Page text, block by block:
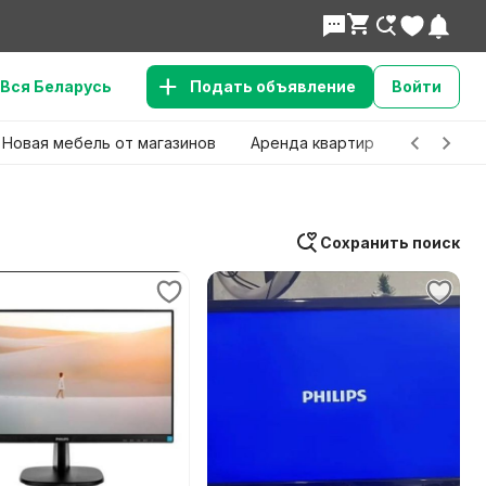
Вся Беларусь Подать объявление Войти
Новая мебель от магазинов Аренда квартир Детские
Сохранить поиск